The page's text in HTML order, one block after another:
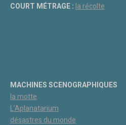
COURT MÉTRAGE : la récolte
MACHINES SCENOGRAPHIQUES
la motte
L’Aplanatarium
désastres du monde